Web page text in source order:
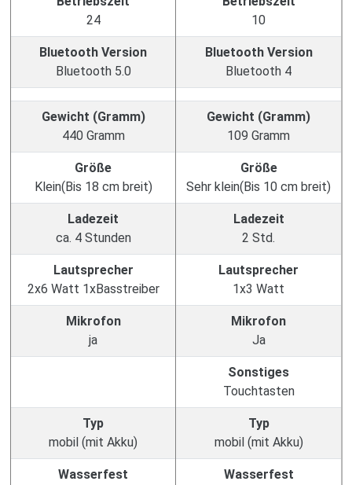
24
10
Bluetooth Version
Bluetooth 5.0
Bluetooth Version
Bluetooth 4
Gewicht (Gramm)
440 Gramm
Gewicht (Gramm)
109 Gramm
Größe
Klein(Bis 18 cm breit)
Größe
Sehr klein(Bis 10 cm breit)
Ladezeit
ca. 4 Stunden
Ladezeit
2 Std.
Lautsprecher
2x6 Watt 1xBasstreiber
Lautsprecher
1x3 Watt
Mikrofon
ja
Mikrofon
Ja
Sonstiges
Touchtasten
Typ
mobil (mit Akku)
Typ
mobil (mit Akku)
Wasserfest
Wasserfest